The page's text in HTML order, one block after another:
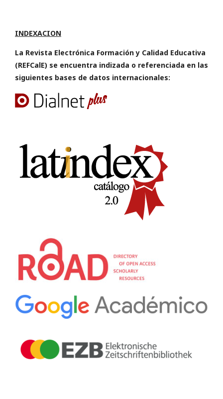
INDEXACION
La Revista Electrónica Formación y Calidad Educativa
(REFCalE) se encuentra indizada o referenciada en las
siguientes bases de datos internacionales: